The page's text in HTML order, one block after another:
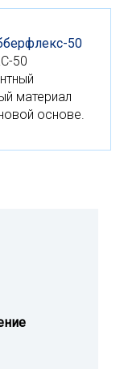
50
50
материал
основе.